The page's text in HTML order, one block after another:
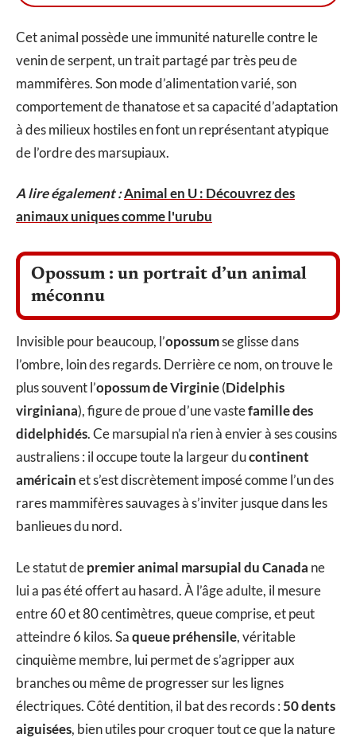
Cet animal possède une immunité naturelle contre le
venin de serpent, un trait partagé par très peu de
mammifères. Son mode d’alimentation varié, son
comportement de thanatose et sa capacité d’adaptation
à des milieux hostiles en font un représentant atypique
de l’ordre des marsupiaux.
A lire également :Animal en U : Découvrez des
animaux uniques comme l'urubu
Opossum : un portrait d’un animal
méconnu
Invisible pour beaucoup, l’opossumse glisse dans
l’ombre, loin des regards. Derrière ce nom, on trouve le
plus souvent l’opossum de Virginie(Didelphis
virginiana), figure de proue d’une vastefamille des
didelphidés. Ce marsupial n’a rien à envier à ses cousins
australiens : il occupe toute la largeur ducontinent
américainet s’est discrètement imposé comme l’un des
rares mammifères sauvages à s’inviter jusque dans les
banlieues du nord.
Le statut depremier animal marsupial du Canada ne
lui a pas été offert au hasard. À l’âge adulte, il mesure
entre 60 et 80 centimètres, queue comprise, et peut
atteindre 6 kilos. Saqueue préhensile, véritable
cinquième membre, lui permet de s’agripper aux
branches ou même de progresser sur les lignes
électriques. Côté dentition, il bat des records :50 dents
aiguisées, bien utiles pour croquer tout ce que la nature